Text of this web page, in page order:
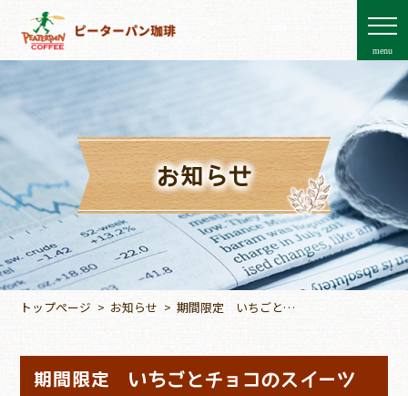
menu
お知らせ
トップページ お知らせ
期間限定 いちごと
期間限定 いちごとチョコのスイーツ